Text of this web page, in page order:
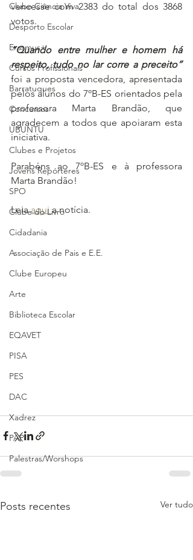
Clube Ciência Viva
Desporto Escolar
Erasmus+
Cursos Profissionais
Barratuques
Concursos
UBUNTU
Clubes e Projetos
Jovens Repórteres
SPO
Clube do Livro
Cidadania
Associação de Pais e E.E.
Clube Europeu
Arte
Biblioteca Escolar
EQAVET
PISA
PES
DAC
Xadrez
PAP
Palestras/Worshops
vencesse com 2383 do total dos 3868
votos.
“Quando entre mulher e homem há
respeito, tudo no lar corre a preceito”
foi a proposta vencedora, apresentada
pelos alunos do 7ºB-ES orientados pela
professora Marta Brandão, que
agradecem a todos que apoiaram esta
iniciativa.
Parabéns ao 7ºB-ES e à professora
Marta Brandão!
Leia aqui a notícia.
Posts recentes Ver tudo